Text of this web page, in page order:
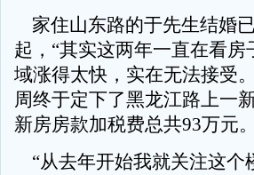
家住山东路的于先生结婚
起，“其实这两年一直在看
域涨得太快，实在无法接受
周终于定下了黑龙江路上一
新房房款加税费总共93万元。
“从去年开始我就关注这个